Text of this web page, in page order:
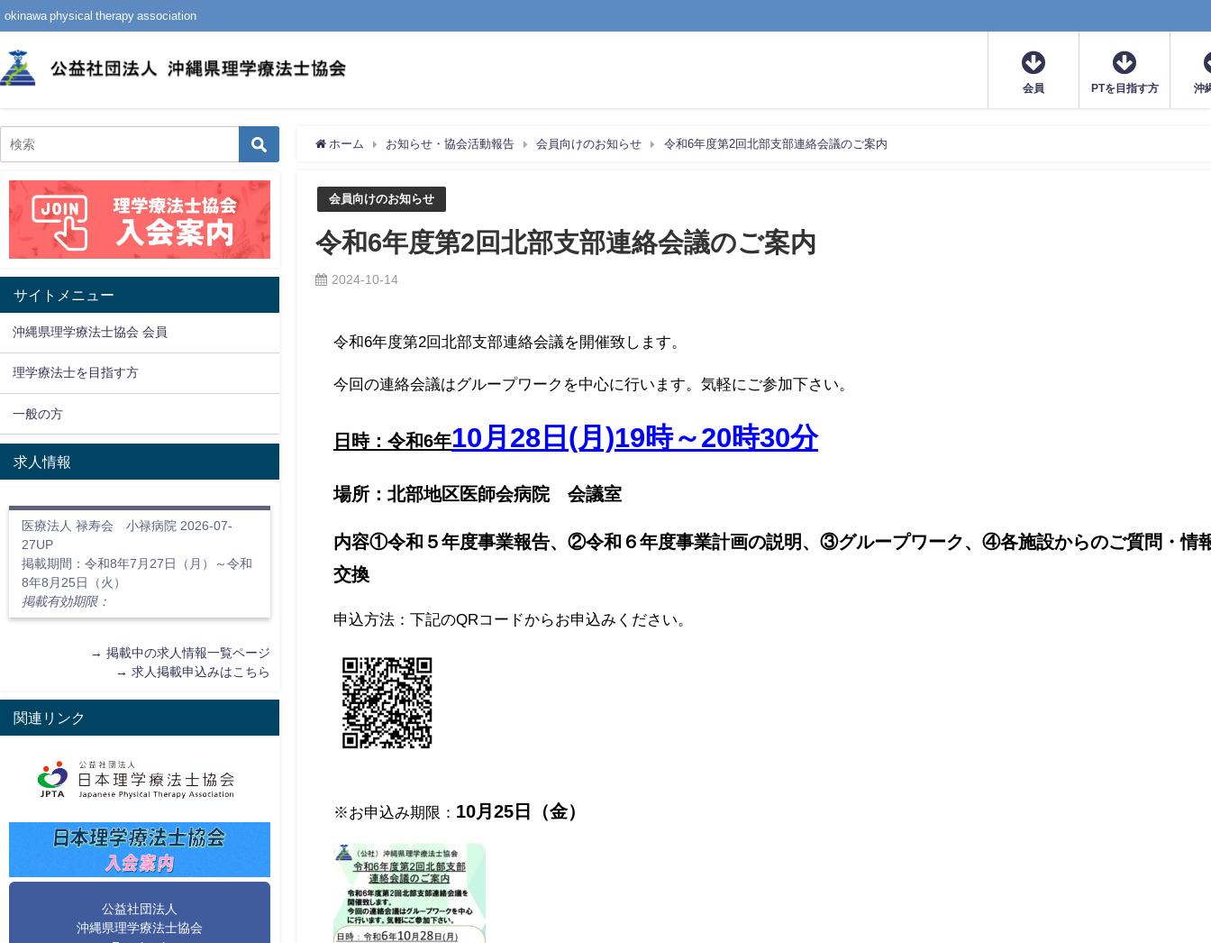
okinawa physical therapy association
会員 PTを目指す方 沖
ホーム お知らせ・協会活動報告 会員向けのお知らせ 令和6年度第2回北部支部連絡会議のご案内
会員向けのお知らせ
令和6年度第2回北部支部連絡会議のご案内
2024-10-14
令和6年度第2回北部支部連絡会議を開催致します。
今回の連絡会議はグループワークを中心に行います。気軽にご参加下さい。
日時：令和6年10 月 28 日(月)19時～20時30分
場所：北部地区医師会病院 会議室
内容①令和５年度事業報告、 ②令和６年度事業計画の説明、 ③グループワーク、 ④各施設からのご質問・情
交換
申込方法：下記のQRコードからお申込みください。
※お申込み期限： 10月25日（金）
サイトメニュー
沖縄県理学療法士協会 会員
理学療法士を目指す方
一般の方
求人情報
医療法人 禄寿会 小禄病院 2026-07-
27UP
掲載期間：令和8年7月27日（月）～令和
8年8月25日（火）
掲載有効期限：
→ 掲載中の求人情報一覧ページ
→ 求人掲載申込みはこちら
関連リンク
公益社団法人
沖縄県理学療法士協会